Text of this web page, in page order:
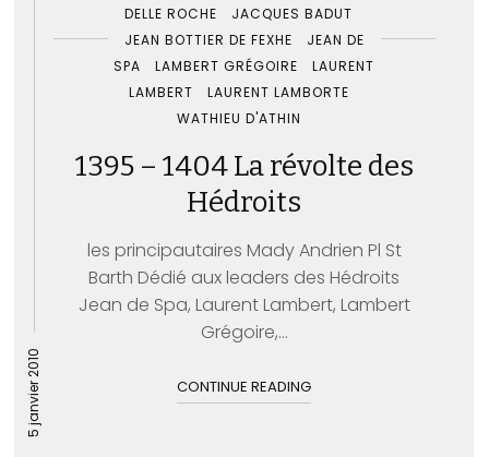
5 janvier 2010
DELLE ROCHE
JACQUES BADUT
JEAN BOTTIER DE FEXHE
JEAN DE
SPA
LAMBERT GRÉGOIRE
LAURENT
LAMBERT
LAURENT LAMBORTE
WATHIEU D'ATHIN
1395 – 1404 La révolte des
Hédroits
les principautaires Mady Andrien Pl St
Barth Dédié aux leaders des Hédroits
Jean de Spa, Laurent Lambert, Lambert
Grégoire,...
CONTINUE READING